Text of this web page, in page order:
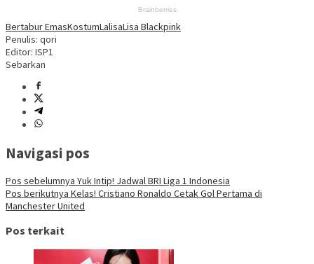
Bertabur EmasKostumLalisaLisa Blackpink
Penulis: qori
Editor: ISP1
Sebarkan
Navigasi pos
Pos sebelumnya Yuk Intip! Jadwal BRI Liga 1 Indonesia
Pos berikutnya Kelas! Cristiano Ronaldo Cetak Gol Pertama di
Manchester United
Pos terkait